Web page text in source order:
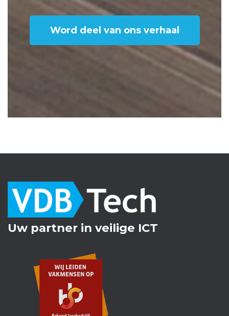
Word deel van ons verhaal
Uw partner in veilige ICT